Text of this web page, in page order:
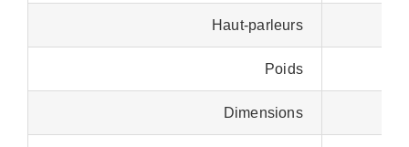
Haut-parleurs
Poids
Dimensions